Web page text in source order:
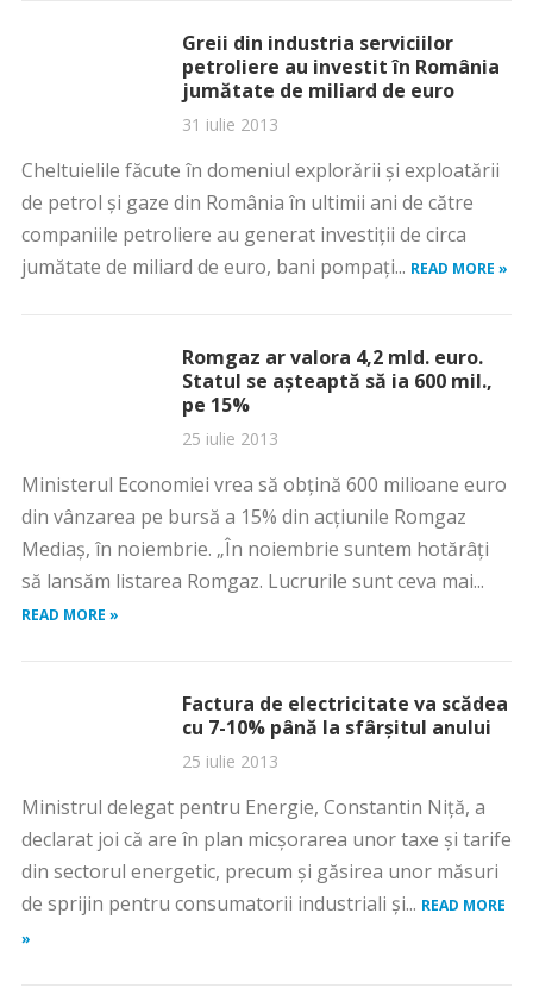
Greii din industria serviciilor
petroliere au investit în România
jumătate de miliard de euro
31 iulie 2013
Cheltuielile făcute în domeniul explorării şi exploatării
de petrol şi gaze din România în ultimii ani de către
companiile petroliere au generat investiţii de circa
jumătate de miliard de euro, bani pompaţi... READ MORE »
Romgaz ar valora 4,2 mld. euro.
Statul se aşteaptă să ia 600 mil.,
pe 15%
25 iulie 2013
Ministerul Economiei vrea să obţină 600 milioane euro
din vânzarea pe bursă a 15% din acţiunile Romgaz
Mediaş, în noiembrie. „În noiembrie suntem hotărâţi
să lansăm listarea Romgaz. Lucrurile sunt ceva mai...
READ MORE »
Factura de electricitate va scădea
cu 7-10% până la sfârşitul anului
25 iulie 2013
Ministrul delegat pentru Energie, Constantin Niţă, a
declarat joi că are în plan micşorarea unor taxe şi tarife
din sectorul energetic, precum şi găsirea unor măsuri
de sprijin pentru consumatorii industriali şi... READ MORE
»